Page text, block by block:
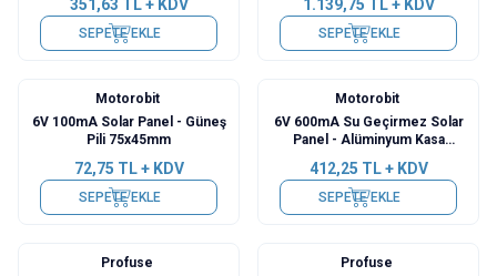
351,63 TL + KDV
SEPETE EKLE
1.139,75 TL + KDV
SEPETE EKLE
Motorobit
6V 100mA Solar Panel - Güneş
Pili 75x45mm
72,75 TL + KDV
SEPETE EKLE
Motorobit
6V 600mA Su Geçirmez Solar
Panel - Alüminyum Kasa
412,25 TL + KDV
SEPETE EKLE
Profuse
Profuse